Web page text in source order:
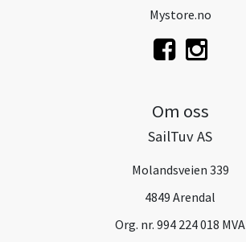
Mystore.no
Om oss
SailTuv AS
Molandsveien 339
4849 Arendal
Org. nr. 994 224 018 MVA